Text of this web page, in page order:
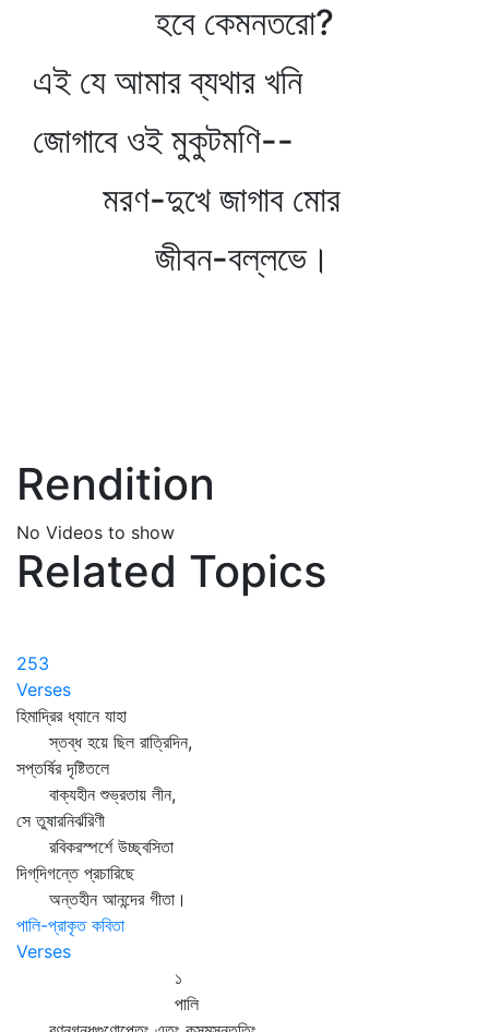
হবে কেমনতরো?
এই যে আমার ব্যথার খনি
জোগাবে ওই মুকুটমণি--
মরণ-দুখে জাগাব মোর
জীবন-বল্লভে।
Rendition
No Videos to show
Related Topics
253
Verses
হিমাদ্রির ধ্যানে যাহা
স্তব্ধ হয়ে ছিল রাত্রিদিন,
সপ্তর্ষির দৃষ্টিতলে
বাক্যহীন শুভ্রতায় লীন,
সে তুষারনির্ঝরিণী
রবিকরস্পর্শে উচ্ছ্বসিতা
দিগ্‌দিগন্তে প্রচারিছে
অন্তহীন আনন্দের গীতা।
পালি-প্রাকৃত কবিতা
Verses
১
পালি